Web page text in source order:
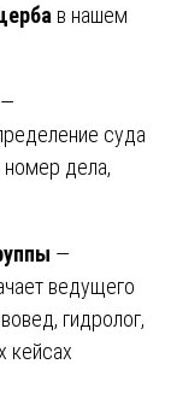
в нашем
—
суда
номер дела,
—
ведущего
гидролог,
кейсах